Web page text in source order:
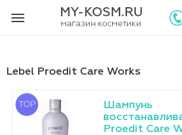
Toggle
Lebel Proedit Care Works
Шампунь
Proedit Care
TOP